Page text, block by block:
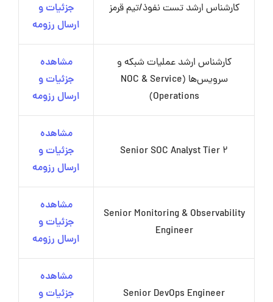
کارشناس ارشد تست نفوذ/تیم قرمز
جزئیات و
ارسال رزومه
کارشناس ارشد عملیات شبکه و
سرویس‌ها (NOC & Service
Operations)
مشاهده
جزئیات و
ارسال رزومه
Senior SOC Analyst Tier 2
مشاهده
جزئیات و
ارسال رزومه
Senior Monitoring & Observability
Engineer
مشاهده
جزئیات و
ارسال رزومه
Senior DevOps Engineer
مشاهده
جزئیات و